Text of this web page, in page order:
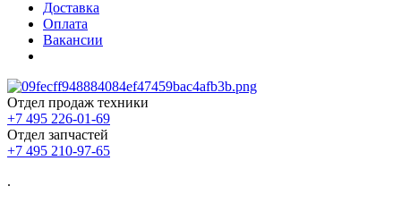
Доставка
Оплата
Вакансии
Отдел продаж техники
+7 495 226-01-69
Отдел запчастей
+7 495 210-97-65
.